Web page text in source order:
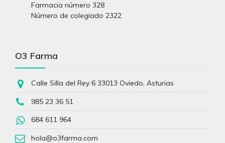
Farmacia número 328
Número de colegiado 2322
O3 Farma
Calle Silla del Rey 6 33013 Oviedo, Asturias
985 23 36 51
684 611 964
hola@o3farma.com